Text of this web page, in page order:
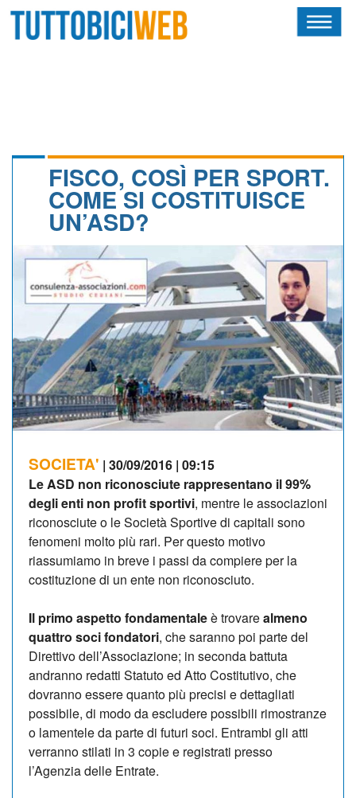
CALENDARIO
ALBI D'ORO
NEWSLETTER
FISCO, COSÌ PER SPORT.
COME SI COSTITUISCE
UN’ASD?
SOCIETA' | 30/09/2016 | 09:15
Le ASD non riconosciute rappresentano il 99%
degli enti non profit sportivi, mentre le associazioni
riconosciute o le Società Sportive di capitali sono
fenomeni molto più rari. Per questo motivo
riassumiamo in breve i passi da compiere per la
costituzione di un ente non riconosciuto.
Il primo aspetto fondamentaleè trovarealmeno
quattro soci fondatori, che saranno poi parte del
Direttivo dell’Associazione; in seconda battuta
andranno redatti Statuto ed Atto Costitutivo, che
dovranno essere quanto più precisi e dettagliati
possibile, di modo da escludere possibili rimostranze
o lamentele da parte di futuri soci. Entrambi gli atti
verranno stilati in 3 copie e registrati presso
l’Agenzia delle Entrate.